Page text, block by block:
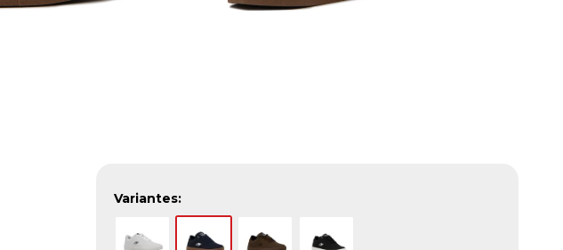
Variantes: